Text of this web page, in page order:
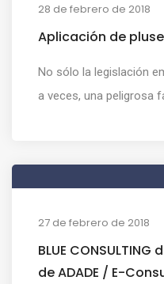
28 de febrero de 2018
Aplicación de
No sólo la legislación
a veces, una peligrosa
27 de febrero de 2018
BLUE
de ADADE / E-